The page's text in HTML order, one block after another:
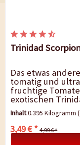
Trinidad
Das etwas
tomatig und
fruchtige
exotischen
selbst die Bhut
Inhalt0.395 Kilogramm
3,49 € * 4,99 € *